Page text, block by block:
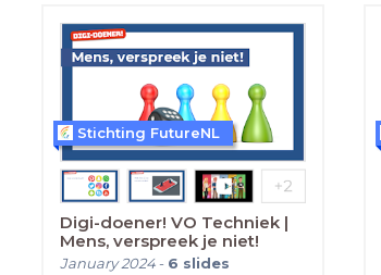
Digi-doener! VO Techniek |
Mens, verspreek je niet!
January 2024- 6 slides
Stichting FutureNL